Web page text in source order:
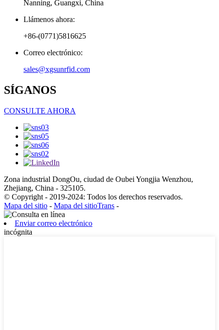
Nanning, Guangxi, China
Llámenos ahora:
+86-(0771)5816625
Correo electrónico:
sales@xgsunrfid.com
SÍGANOS
CONSULTE AHORA
Zona industrial DongOu, ciudad de Oubei Yongjia Wenzhou,
Zhejiang, China - 325105.
© Copyright - 2019-2024: Todos los derechos reservados.
Mapa del sitio - Mapa del sitioTrans -
Enviar correo electrónico
incógnita